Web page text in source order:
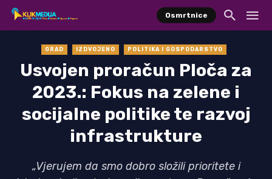
Osmrtnice
GRAD IZDVOJENO POLITIKA I GOSPODARSTVO
Usvojen proračun Ploča za
2023.: Fokus na zelene i
socijalne politike te razvoj
infrastrukture
„Vjerujem da smo dobro složili prioritete i